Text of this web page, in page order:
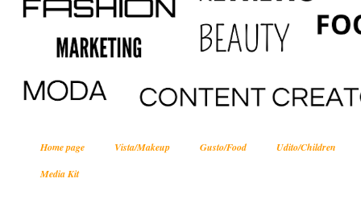
Home page Vista/Makeup Gusto/Food
Udito/Children
Media Kit